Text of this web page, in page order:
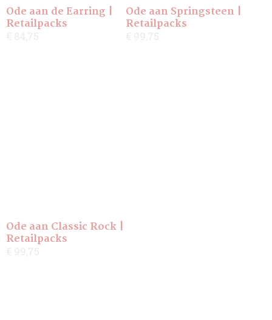
Ode aan de Earring |
Retailpacks
Ode aan Springsteen |
Retailpacks
Ode aan Classic Rock |
Retailpacks